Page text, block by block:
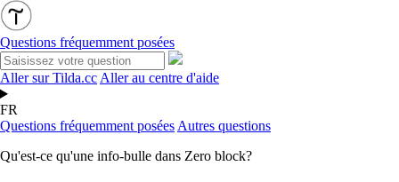
Questions fréquemment posées
Aller sur Tilda.cc Aller au centre d'aide
FR
Questions fréquemment posées Autres questions
Qu'est-ce qu'une info-bulle dans Zero block?